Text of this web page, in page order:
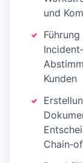
und
Kunden